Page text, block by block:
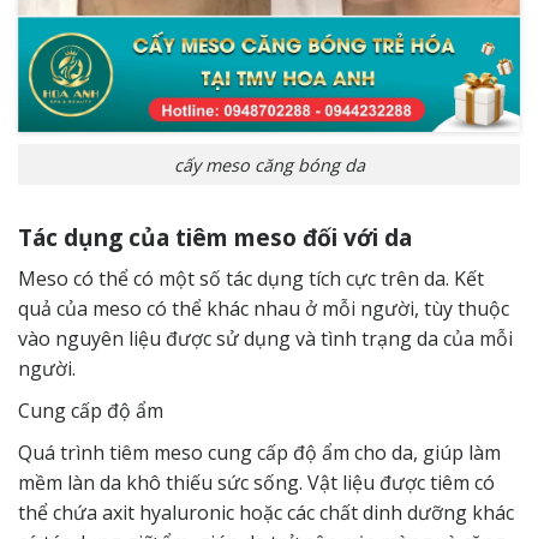
cấy meso căng bóng da
Tác dụng của tiêm meso đối với da
Meso có thể có một số tác dụng tích cực trên da. Kết
quả của meso có thể khác nhau ở mỗi người, tùy thuộc
vào nguyên liệu được sử dụng và tình trạng da của mỗi
người.
Cung cấp độ ẩm
Quá trình tiêm meso cung cấp độ ẩm cho da, giúp làm
mềm làn da khô thiếu sức sống. Vật liệu được tiêm có
thể chứa axit hyaluronic hoặc các chất dinh dưỡng khác